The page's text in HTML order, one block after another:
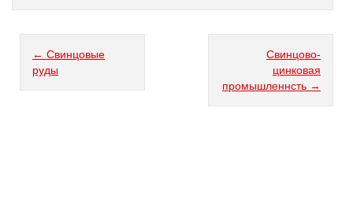
← Свинцовые
руды
Свинцово-
цинковая
промышленнсть →